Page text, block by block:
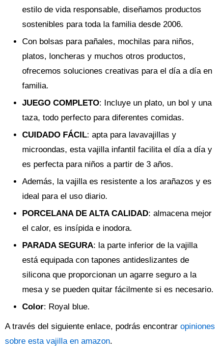
estilo de vida responsable, diseñamos productos
sostenibles para toda la familia desde 2006.
Con bolsas para pañales, mochilas para niños,
platos, loncheras y muchos otros productos,
ofrecemos soluciones creativas para el día a día en
familia.
JUEGO COMPLETO: Incluye un plato, un bol y una
taza, todo perfecto para diferentes comidas.
CUIDADO FÁCIL: apta para lavavajillas y
microondas, esta vajilla infantil facilita el día a día y
es perfecta para niños a partir de 3 años.
Además, la vajilla es resistente a los arañazos y es
ideal para el uso diario.
PORCELANA DE ALTA CALIDAD: almacena mejor
el calor, es insípida e inodora.
PARADA SEGURA: la parte inferior de la vajilla
está equipada con tapones antideslizantes de
silicona que proporcionan un agarre seguro a la
mesa y se pueden quitar fácilmente si es necesario.
Color: Royal blue.
A través del siguiente enlace, podrás encontrar opiniones
sobre esta vajilla en amazon.